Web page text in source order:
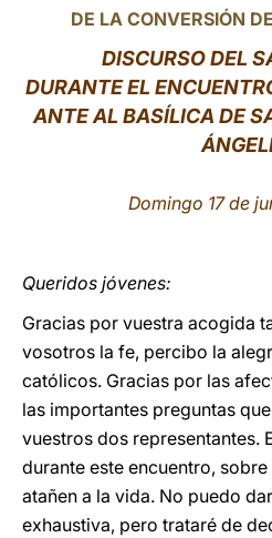
DE LA CONVERSIÓN
DISCURSO DEL
DURANTE EL
ANTE AL BASÍLICA DE
Domingo 17 de
Queridos jóvenes:
Gracias por vuestra acogida
vosotros la fe, percibo la
católicos. Gracias por las
las importantes preguntas
vuestros dos representantes.
durante este encuentro,
atañen a la vida. No puedo
exhaustiva, pero trataré de